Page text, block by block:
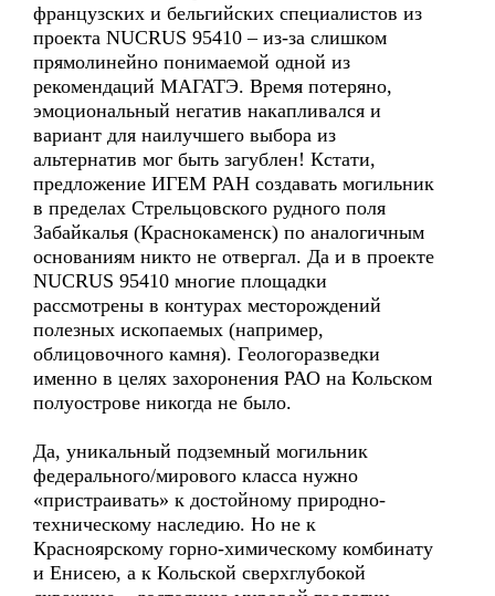
французских и бельгийских специалистов из
проекта NUCRUS 95410 – из-за слишком
прямолинейно понимаемой одной из
рекомендаций МАГАТЭ. Время потеряно,
эмоциональный негатив накапливался и
вариант для наилучшего выбора из
альтернатив мог быть загублен! Кстати,
предложение ИГЕМ РАН создавать могильник
в пределах Стрельцовского рудного поля
Забайкалья (Краснокаменск) по аналогичным
основаниям никто не отвергал. Да и в проекте
NUCRUS 95410 многие площадки
рассмотрены в контурах месторождений
полезных ископаемых (например,
облицовочного камня). Геологоразведки
именно в целях захоронения РАО на Кольском
полуострове никогда не было.
Да, уникальный подземный могильник
федерального/мирового класса нужно
«пристраивать» к достойному природно-
техническому наследию. Но не к
Красноярскому горно-химическому комбинату
и Енисею, а к Кольской сверхглубокой